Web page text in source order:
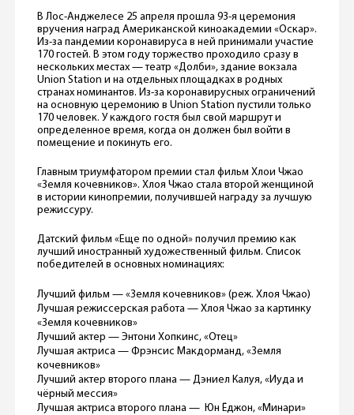
В Лос-Анджелесе 25 апреля прошла 93-я церемония
вручения наград Американской киноакадемии «Оскар».
Из-за пандемии коронавируса в ней принимали участие
170 гостей. В этом году торжество проходило сразу в
нескольких местах — театр «Долби», здание вокзала
Union Station и на отдельных площадках в родных
странах номинантов. Из-за коронавирусных ограничений
на основную церемонию в Union Station пустили только
170 человек. У каждого гостя был свой маршрут и
определенное время, когда он должен был войти в
помещение и покинуть его.
Главным триумфатором премии стал фильм Хлои Чжао
«Земля кочевников». Хлоя Чжао стала второй женщиной
в истории кинопремии, получившей награду за лучшую
режиссуру.
Датский фильм «Еще по одной» получил премию как
лучший иностранный художественный фильм. Список
победителей в основных номинациях:
Лучший фильм — «Земля кочевников» (реж. Хлоя Чжао)
Лучшая режиссерская работа — Хлоя Чжао за картинку
«Земля кочевников»
Лучший актер — Энтони Хопкинс, «Отец»
Лучшая актриса — Фрэнсис Макдорманд, «Земля
кочевников»
Лучший актер второго плана — Дэниел Калуя, «Иуда и
чёрный мессия»
Лучшая актриса второго плана — Юн Ёджон, «Минари»